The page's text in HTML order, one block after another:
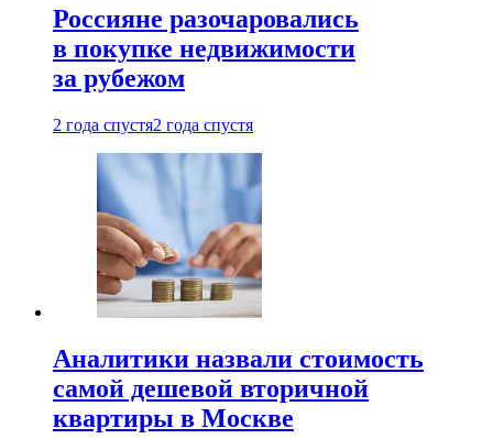
Россияне разочаровались
в покупке недвижимости
за рубежом
2 года спустя2 года спустя
Аналитики назвали стоимость
самой дешевой вторичной
квартиры в Москве